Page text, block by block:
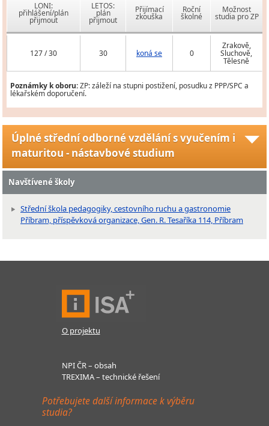
LONI:
přihlášení/plán
přijmout
LETOS:
plán
přijmout
Přijímací
zkouška
Roční
školné
Možnost
studia pro ZP
127 / 30 30 koná se 0
Zrakově,
Sluchově,
Tělesně
Poznámky k oboru:ZP: záleží na stupni postižení, posudku z PPP/SPC a
lékařském doporučení.
Úplné střední odborné vzdělání s vyučením i
maturitou - nástavbové studium
Navštívené školy
Střední škola pedagogiky, cestovního ruchu a gastronomie
Příbram, příspěvková organizace, Gen. R. Tesaříka 114, Příbram
O projektu
NPI ČR – obsah
TREXIMA – technické řešení
Potřebujete další informace k výběru
studia?